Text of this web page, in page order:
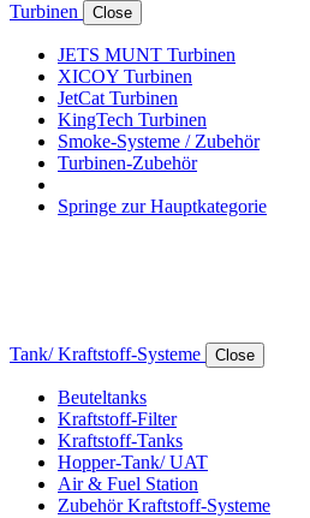
Turbinen Close
JETS MUNT Turbinen
XICOY Turbinen
JetCat Turbinen
KingTech Turbinen
Smoke-Systeme / Zubehör
Turbinen-Zubehör
Springe zur Hauptkategorie
Tank/ Kraftstoff-Systeme Close
Beuteltanks
Kraftstoff-Filter
Kraftstoff-Tanks
Hopper-Tank/ UAT
Air & Fuel Station
Zubehör Kraftstoff-Systeme